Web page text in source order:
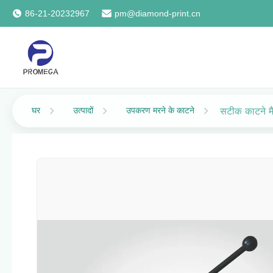
86-21-20232967 pm@diamond-print.cn
घर उत्पादों उपकरण मरने के काटने सटीक काटने